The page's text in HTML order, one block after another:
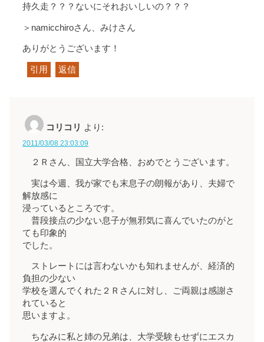
持久走？？？ないにそれおいしいの？？？
＞namicchiroさん、みけさん
ありがとうございます！
引用 返信
コリコリ より:
2011/03/08 23:03:09
２Ｒさん、国立大学合格、おめでとうございます。
実は今週、我が家でも末息子の朗報があり、夫婦で
解放感に
浸っているところです。
普段接点の少ない息子が無邪気に喜んでいたのがと
ても印象的
でした。
ストレートには言わないかも知れませんが、経済的
負担の少ない
学校を選んでくれた２Ｒさんに対し、ご両親は感謝さ
れていると
思いますよ。
ちなみに私と姉の兄弟は、大学受験もせずにエスカ